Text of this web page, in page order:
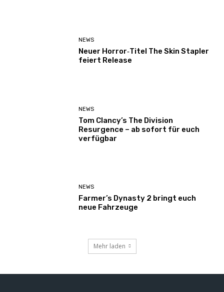
NEWS
Neuer Horror‑Titel The Skin Stapler
feiert Release
NEWS
Tom Clancy’s The Division
Resurgence – ab sofort für euch
verfügbar
NEWS
Farmer’s Dynasty 2 bringt euch
neue Fahrzeuge
Mehr laden